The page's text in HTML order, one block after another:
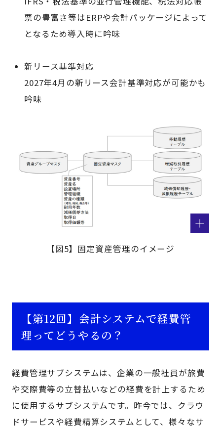
票の豊富さ等はERPや会計パッケージによって
となるため導入時に吟味
新リース基準対応
2027年4月の新リース会計基準対応が可能かも
吟味
【図5】固定資産管理のイメージ
【第12回】会計システムで経費管
理ってどうやるの？
経費管理サブシステムは、企業の一般社員が旅費
や交際費等の立替払いなどの経費を計上するため
に使用するサブシステムです。昨今では、クラウ
ドサービスや経費精算システムとして、様々なサ